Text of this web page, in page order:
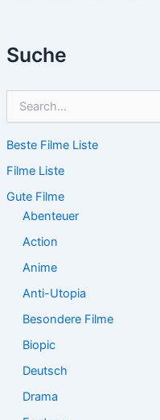
Suche
h
n
n
Beste Filme Liste
Filme Liste
Gute Filme
Abenteuer
Action
Anime
Anti-Utopia
Besondere Filme
Biopic
Deutsch
Drama